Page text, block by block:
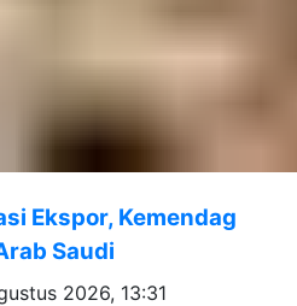
Ekspor, Kemendag
Saudi
2026, 13:31